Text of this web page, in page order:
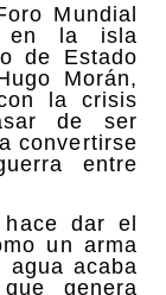
Mundial
en la isla
de Estado
Morán,
la crisis
de ser
convertirse
entre
dar el
un arma
agua acaba
genera